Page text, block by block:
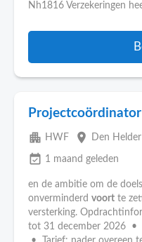
Nh1816 Verzekeringen
apartment HWF place Den Helder
event_available 1 maand geleden
en de ambitie om de
onverminderd voort te
versterking.
tot 31 december 2026 •